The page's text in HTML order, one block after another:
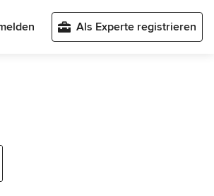
Als Experte registrieren